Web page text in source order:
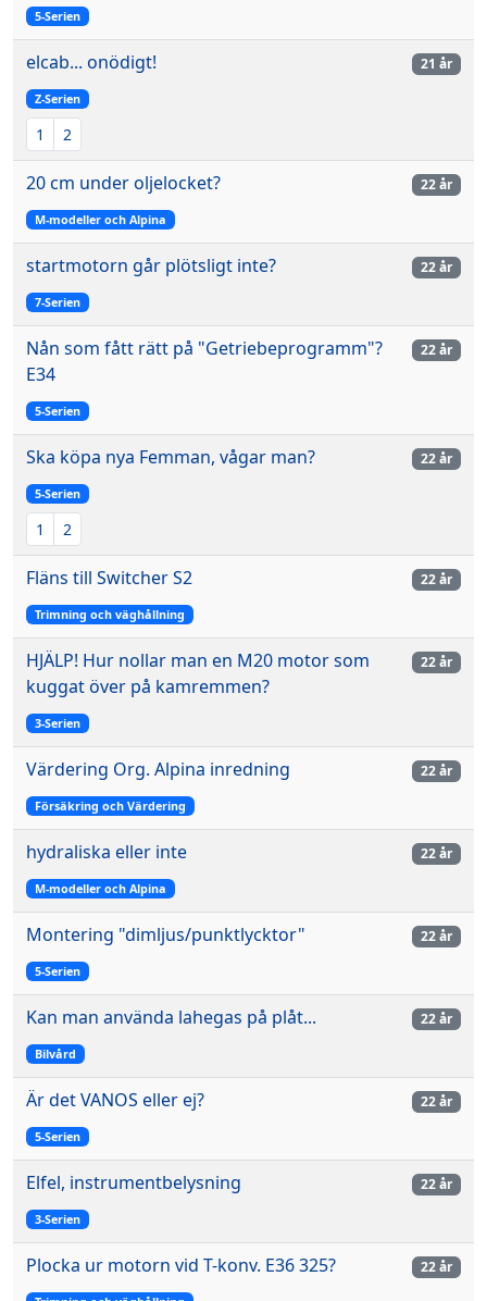
5-Serien
elcab... onödigt!
Z-Serien
1 2
21 år
20 cm under oljelocket?
M-modeller och Alpina
22 år
startmotorn går plötsligt inte?
7-Serien
22 år
Nån som fått rätt på "Getriebeprogramm"?
E34
5-Serien
22 år
Ska köpa nya Femman, vågar man?
5-Serien
1 2
22 år
Fläns till Switcher S2
Trimning och väghållning
22 år
HJÄLP! Hur nollar man en M20 motor som
kuggat över på kamremmen?
3-Serien
22 år
Värdering Org. Alpina inredning
Försäkring och Värdering
22 år
hydraliska eller inte
M-modeller och Alpina
22 år
Montering "dimljus/punktlycktor"
5-Serien
22 år
Kan man använda lahegas på plåt...
Bilvård
22 år
Är det VANOS eller ej?
5-Serien
22 år
Elfel, instrumentbelysning
3-Serien
22 år
Plocka ur motorn vid T-konv. E36 325? 22 år